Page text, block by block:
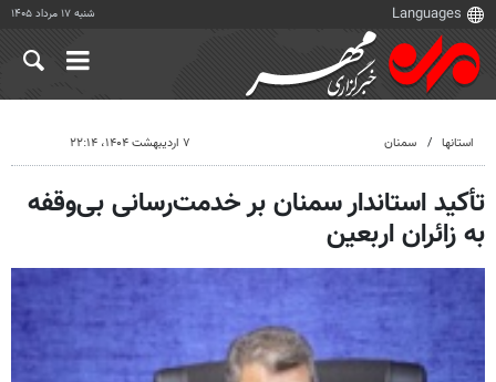
شنبه ۱۷ مرداد ۱۴۰۵
استانها سمنان ۷ اردیبهشت ۱۴۰۴، ۲۲:۱۴
تأکید استاندار سمنان بر خدمت‌رسانی بی‌وقفه
به زائران اربعین